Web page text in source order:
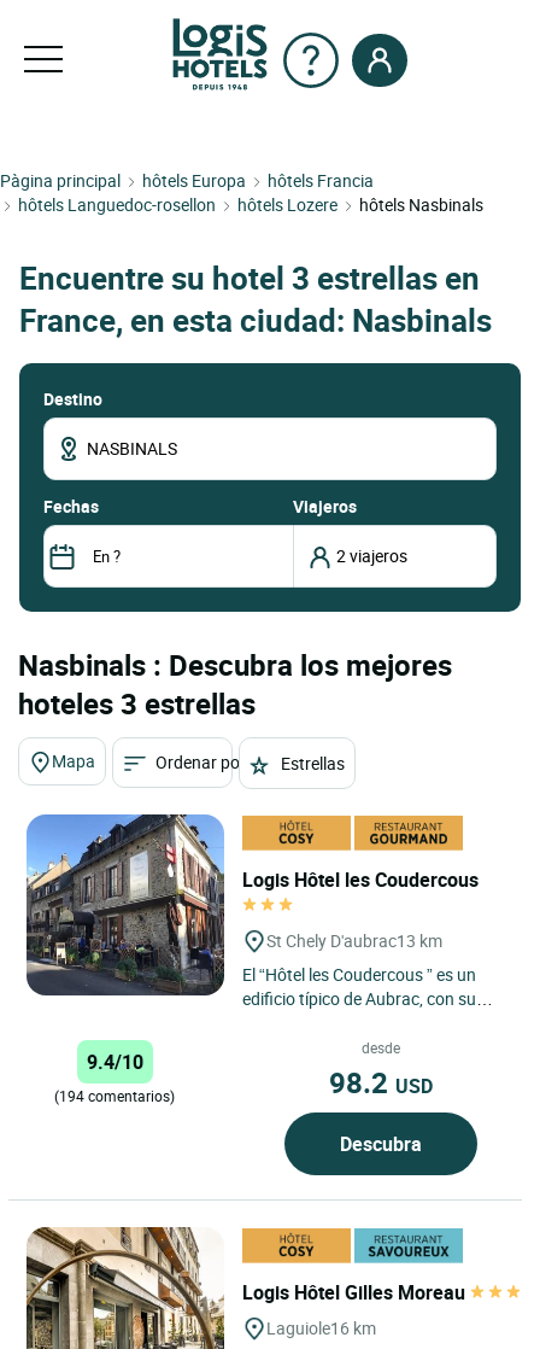
Pàgina principal hôtels Europa
hôtels Francia
hôtels Languedoc-rosellon
hôtels Lozere hôtels Nasbinals
Encuentre su hotel 3 estrellas en
France, en esta ciudad: Nasbinals
Destino
fechas Viajeros
Nasbinals : Descubra los mejores
hoteles 3 estrellas
Mapa Ordenar por Estrellas
Logis Hôtel les Coudercous
St Chely D'aubrac13 km
El “Hôtel les Coudercous ” es un
edificio típico de Aubrac, con su
pesados postigos de...
9.4/10
(194 comentarios)
desde
98.2 USD
Descubra
Logis Hôtel Gilles Moreau
Laguiole16 km